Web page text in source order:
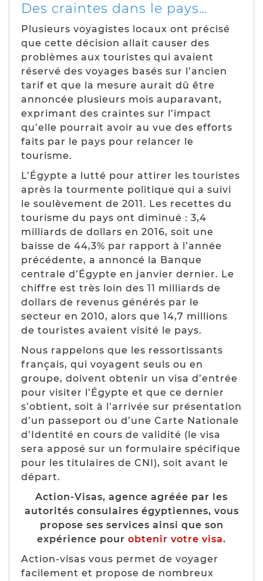
Des craintes dans le pays…
Plusieurs voyagistes locaux ont précisé
que cette décision allait causer des
problèmes aux touristes qui avaient
réservé des voyages basés sur l’ancien
tarif et que la mesure aurait dû être
annoncée plusieurs mois auparavant,
exprimant des craintes sur l’impact
qu’elle pourrait avoir au vue des efforts
faits par le pays pour relancer le
tourisme.
L’Égypte a lutté pour attirer les touristes
après la tourmente politique qui a suivi
le soulèvement de 2011. Les recettes du
tourisme du pays ont diminué : 3,4
milliards de dollars en 2016, soit une
baisse de 44,3% par rapport à l’année
précédente, a annoncé la Banque
centrale d’Égypte en janvier dernier. Le
chiffre est très loin des 11 milliards de
dollars de revenus générés par le
secteur en 2010, alors que 14,7 millions
de touristes avaient visité le pays.
Nous rappelons que les ressortissants
français, qui voyagent seuls ou en
groupe, doivent obtenir un visa d’entrée
pour visiter l’Égypte et que ce dernier
s’obtient, soit à l’arrivée sur présentation
d’un passeport ou d’une Carte Nationale
d’Identité en cours de validité (le visa
sera apposé sur un formulaire spécifique
pour les titulaires de CNI), soit avant le
départ.
Action-Visas, agence agréée par les
autorités consulaires égyptiennes, vous
propose ses services ainsi que son
expérience pour obtenir votre visa.
Action-visas vous permet de voyager
facilement et propose de nombreux